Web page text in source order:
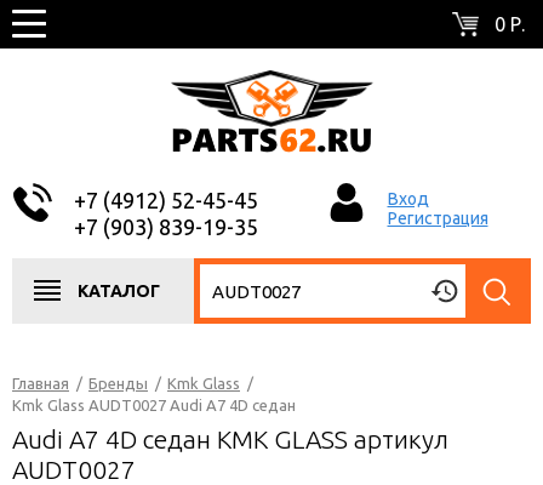
0 Р.
+7 (4912) 52-45-45
+7 (903) 839-19-35
Вход
Регистрация
КАТАЛОГ
Главная / Бренды / Kmk Glass /
Kmk Glass AUDT0027 Audi A7 4D седан
Audi A7 4D седан KMK GLASS артикул
AUDT0027